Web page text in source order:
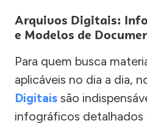
Arquivos Digitais:
e Modelos de
Para quem busca
aplicáveis no dia a dia,
Digitais são
infográficos detalhados